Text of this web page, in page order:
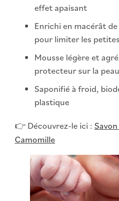
effet apaisant
Enrichi en macérât
pour limiter les
Mousse légère et
protecteur sur la
Saponifié à froid,
plastique
👉 Découvrez-le ici :
Camomille